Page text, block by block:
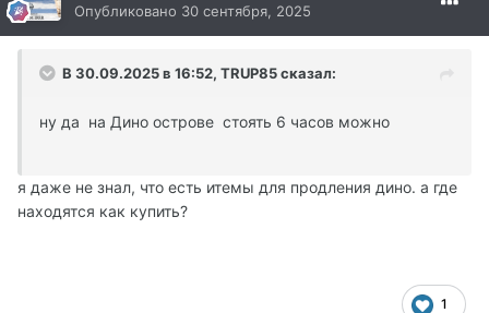
Опубликовано 30 сентября, 2025
В 30.09.2025 в 16:52, TRUP85сказал:
ну да на Дино острове стоять 6 часов можно
я даже не знал, что есть итемы для продления дино. а где
находятся как купить?
1